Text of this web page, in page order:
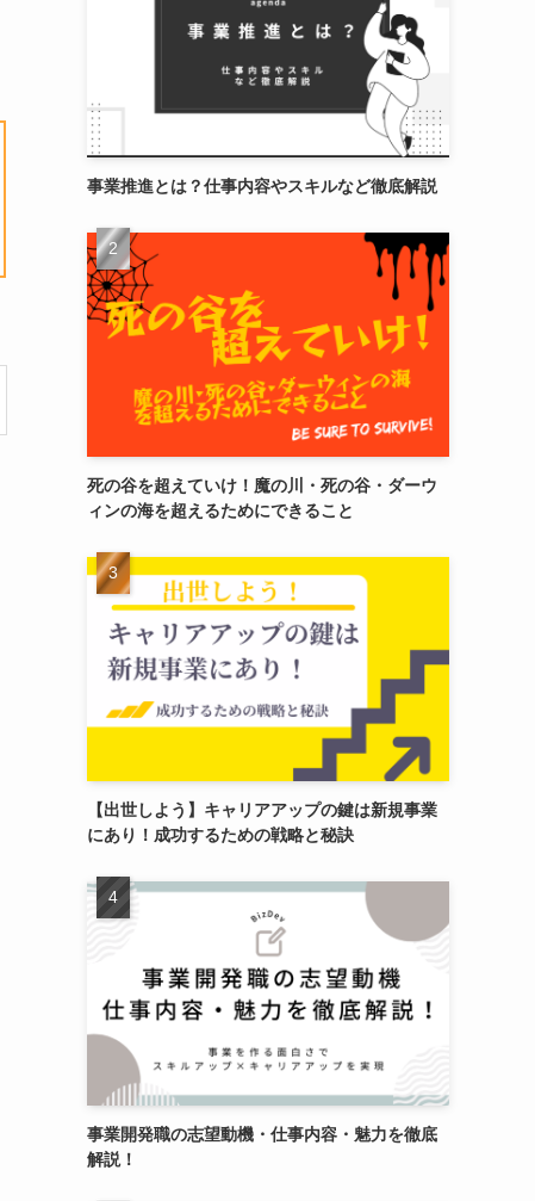
事業推進とは？仕事内容やスキルなど徹底解説
死の谷を超えていけ！魔の川・死の谷・ダーウ
ィンの海を超えるためにできること
【出世しよう】キャリアアップの鍵は新規事業
にあり！成功するための戦略と秘訣
事業開発職の志望動機・仕事内容・魅力を徹底
解説！